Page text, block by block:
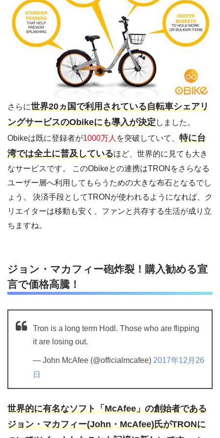
さらに世界20ヵ国で利用されている自転車シェアリ
ングサービスのObikeにも導入が決定しました。
Obikeは既に登録者が1000万人 を突破していて、 特に台
湾では全土に普及しているほど、世界的に見ても大き
なサービスです。 このObikeとの連携はTRONをさらなる
ユーザー層へ利用してもらうための大きな布石となるでし
ょう。 決済手段としてTRONが使われるようになれば、ク
リエイターは移動も安く、ファンと共存する生活が成り立
ちますね。
ジョン・マカフィー砲炸裂！購入勧める宣
言で価格高騰！
Tron is a long term Hodl. Those who are flipping
it are losing out.
— John McAfee (@officialmcafee) 2017年12月26
日
世界的に有名なソフト「McAfee」の創始者である
ジョン・マカフィー(John・McAfee)氏がTRONに